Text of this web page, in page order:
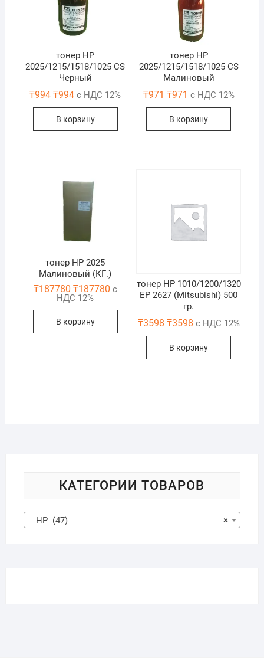
тонер HP
2025/1215/1518/1025 CS
Черный
₸994 ₸994 с НДС 12%
В корзину
тонер HP
2025/1215/1518/1025 CS
Малиновый
₸971 ₸971 с НДС 12%
В корзину
тонер HP 2025
Малиновый (КГ.)
₸187780 ₸187780 с
НДС 12%
В корзину
тонер HP 1010/1200/1320
EP 2627 (Mitsubishi) 500
гр.
₸3598 ₸3598 с НДС 12%
В корзину
КАТЕГОРИИ ТОВАРОВ
×
HP (47)